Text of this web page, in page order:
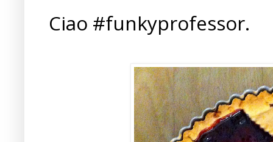
Ciao #funkyprofessor.